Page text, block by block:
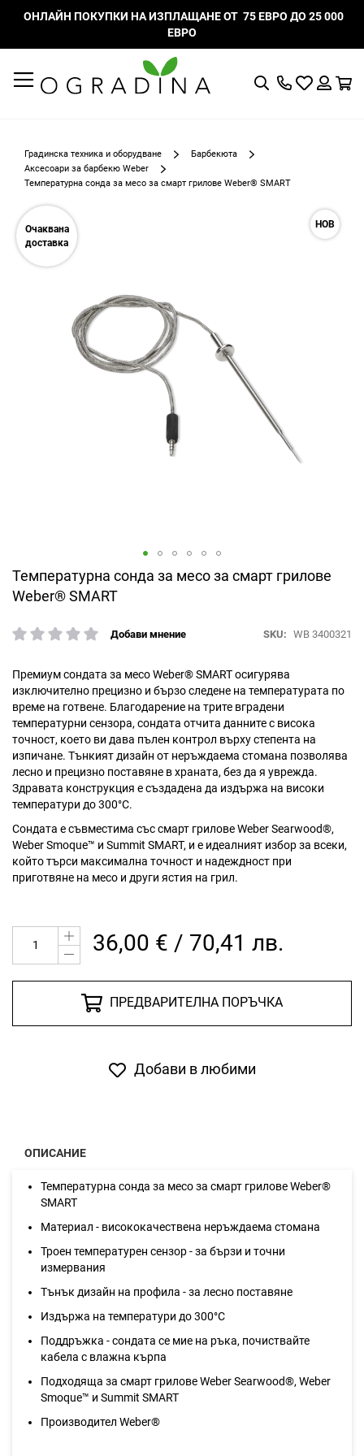
ОНЛАЙН ПОКУПКИ НА ИЗПЛАЩАНЕ ОТ 75 ЕВРО ДО 25 000
ЕВРО
ТърсенеМоят
Градинска техника и оборудване
Барбекюта
Аксесоари за барбекю Weber
Температурна сонда за месо за смарт грилове Weber® SMART
Температурна сонда за месо за смарт грилове
Weber® SMART
рейтинг:
Добави мнение SKU WB 3400321
Премиум сондата за месо Weber® SMART осигурява
изключително прецизно и бързо следене на температурата по
време на готвене. Благодарение на трите вградени
температурни сензора, сондата отчита данните с висока
точност, което ви дава пълен контрол върху степента на
изпичане. Тънкият дизайн от неръждаема стомана позволява
лесно и прецизно поставяне в храната, без да я уврежда.
Здравата конструкция е създадена да издържа на високи
температури до 300°C.
Сондата е съвместима със смарт грилове Weber Searwood®,
Weber Smoque™ и Summit SMART, и е идеалният избор за всеки,
който търси максимална точност и надеждност при
приготвяне на месо и други ястия на грил.
36,00 € / 70,41 лв.
ПРЕДВАРИТЕЛНА ПОРЪЧКА
Добави в любими
НОВ
Очаквана
доставка
Преминете
към
края
на
изображенията
Преминете
към
началото
галерия
снимки
ОПИСАНИЕ
Температурна сонда за месо за смарт грилове Weber®
SMART
Материал - висококачествена неръждаема стомана
Троен температурен сензор - за бързи и точни
измервания
Тънък дизайн на профила - за лесно поставяне
Издържа на температури до 300°C
Поддръжка - сондата се мие на ръка, почиствайте
кабела с влажна кърпа
Подходяща за смарт грилове Weber Searwood®, Weber
Smoque™ и Summit SMART
Производител Weber®